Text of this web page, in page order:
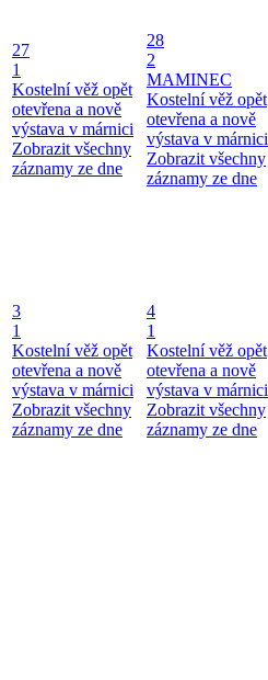
27
1
Kostelní věž opět
otevřena a nově
výstava v márnici
Zobrazit všechny
záznamy ze dne
28
2
MAMINEC
Kostelní věž opět
otevřena a nově
výstava v márnici
Zobrazit všechny
záznamy ze dne
3
1
Kostelní věž opět
otevřena a nově
výstava v márnici
Zobrazit všechny
záznamy ze dne
4
1
Kostelní věž opět
otevřena a nově
výstava v márnici
Zobrazit všechny
záznamy ze dne